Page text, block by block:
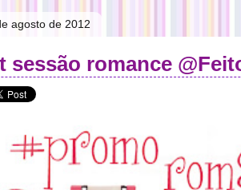
agosto de 2012
sessão romance